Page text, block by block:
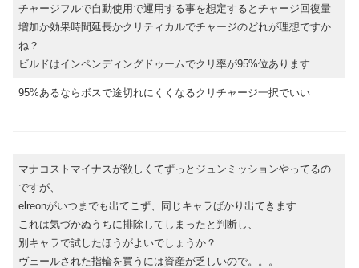
チャージフルで自動使用で運用する事を想定するとチャージ回復量
増加か効果時間延長かクリティカルでチャージのどれが理想ですか
ね？
ビルドはインペンディングドゥームでクリ率が95%位あります
95%あるならボスで途切れにくくなるクリチャージ一択でいい
マナコストマイナスが欲しくてずっとジュンミッションやってるの
ですが、
elreonがいつまでも出てこず、同じキャラばかり出てきます
これは気づかぬうちに排除してしまったと判断し、
別キャラで試したほうがよいでしょうか？
ヴェールされた指輪を買うには資産が乏しいので。。。